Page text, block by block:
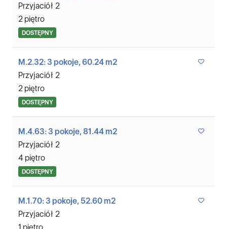
Przyjaciół 2
2 piętro
DOSTĘPNY
M.2.32: 3 pokoje, 60.24 m2
Przyjaciół 2
2 piętro
DOSTĘPNY
M.4.63: 3 pokoje, 81.44 m2
Przyjaciół 2
4 piętro
DOSTĘPNY
M.1.70: 3 pokoje, 52.60 m2
Przyjaciół 2
1 piętro